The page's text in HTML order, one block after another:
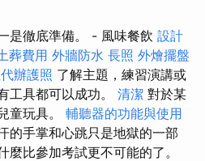
是徹底準備。 - 風味餐飲 設計
葬費用 外牆防水 長照 外燴擺盤
辦護照 了解主題，練習演講或
工具都可以成功。 清潔 對於某
童玩具。 輔聽器的功能與使用
的手掌和心跳只是地獄的一部
比參加考試更不可能的了。